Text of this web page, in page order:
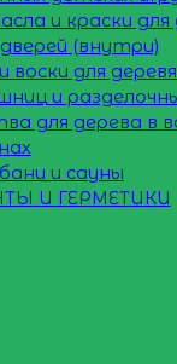
и краски для
(внутри)
воски для
и
для дерева в
и сауны
И ГЕРМЕТИКИ